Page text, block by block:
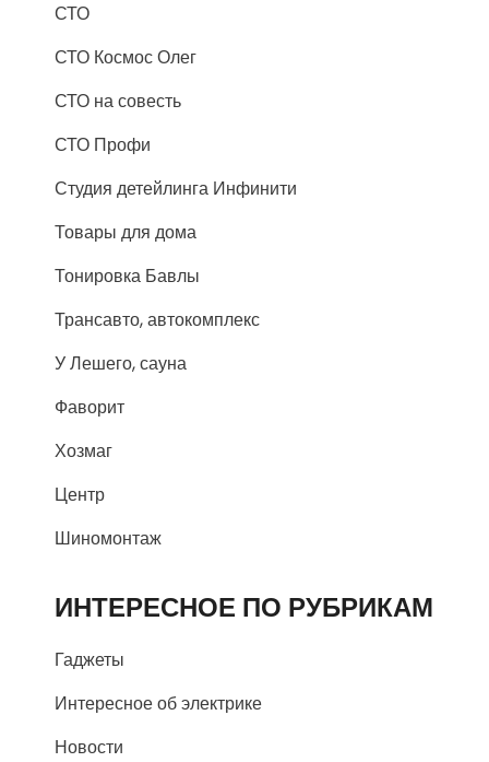
СТО
СТО Космос Олег
СТО на совесть
СТО Профи
Студия детейлинга Инфинити
Товары для дома
Тонировка Бавлы
Трансавто, автокомплекс
У Лешего, сауна
Фаворит
Хозмаг
Центр
Шиномонтаж
ИНТЕРЕСНОЕ ПО РУБРИКАМ
Гаджеты
Интересное об электрике
Новости